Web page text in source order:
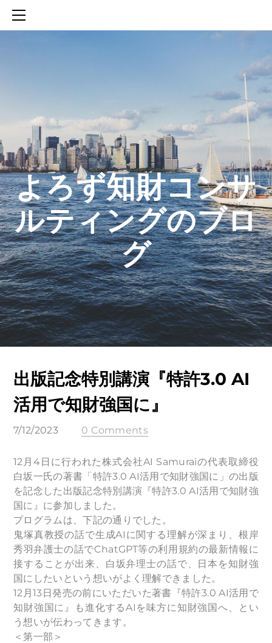
​よろず知財コンサ
ルティングのブロ
グ
出版記念特別講演『特許3.0 AI
活用で知財強国に』
7/12/2023 0 Comments
12月4日に行われた株式会社AI Samuraiの代表取締役
白坂一氏の著書「特許3.0 AI活用で知財強国に」の出版
を記念した出版記念特別講演『特許3.0 AI活用で知財強
国に』に参加しました。
プログラムは、下記の通りでした。
鬼塚真教授の話で生成AIに関する理解が深まり、根岸
秀羽弁護士の話でChatGPT等の利用規約の最新情報に
接することが出来、白坂弁理士の話で、日本を知財強
国にしたいという想いがよく理解できました。
12月13日発売の前にいただいた著書『特許3.0 AI活用で
知財強国に』も進化するAIを味方に知財強国へ、とい
う想いが伝わってきます。
＜第一部＞
SERVICES
知財活動のROICへの貢献
生成AIを活用した知財戦略の策定方法
生成AIとの「壁打ち」で、新たな発明を創出する方法